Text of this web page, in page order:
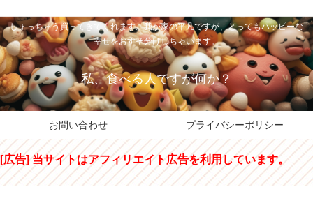
しょっちゅう買ってきてくれます。我が家の平凡ですが、とってもハッピーな
幸せをおすそ分けしちゃいます。
私、食べる人ですが何か？
お問い合わせ プライバシーポリシー
[広告] 当サイトはアフィリエイト広告を利用しています。